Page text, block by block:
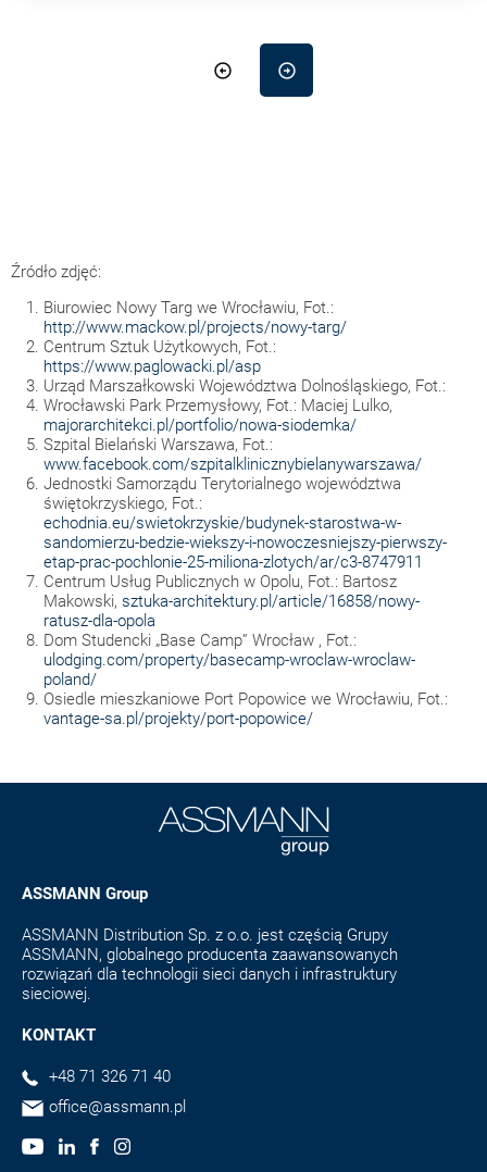
Źródło zdjęć:
Biurowiec Nowy Targ we Wrocławiu, Fot.:
http://www.mackow.pl/projects/nowy-targ/
Centrum Sztuk Użytkowych, Fot.:
https://www.paglowacki.pl/asp
Urząd Marszałkowski Województwa Dolnośląskiego, Fot.:
Wrocławski Park Przemysłowy, Fot.: Maciej Lulko,
majorarchitekci.pl/portfolio/nowa-siodemka/
Szpital Bielański Warszawa, Fot.:
www.facebook.com/szpitalklinicznybielanywarszawa/
Jednostki Samorządu Terytorialnego województwa
świętokrzyskiego, Fot.:
echodnia.eu/swietokrzyskie/budynek-starostwa-w-
sandomierzu-bedzie-wiekszy-i-nowoczesniejszy-pierwszy-
etap-prac-pochlonie-25-miliona-zlotych/ar/c3-8747911
Centrum Usług Publicznych w Opolu, Fot.: Bartosz
Makowski, sztuka-architektury.pl/article/16858/nowy-
ratusz-dla-opola
Dom Studencki „Base Camp” Wrocław , Fot.:
ulodging.com/property/basecamp-wroclaw-wroclaw-
poland/
Osiedle mieszkaniowe Port Popowice we Wrocławiu, Fot.:
vantage-sa.pl/projekty/port-popowice/
ASSMANN Group
ASSMANN Distribution Sp. z o.o. jest częścią Grupy
ASSMANN, globalnego producenta zaawansowanych
rozwiązań dla technologii sieci danych i infrastruktury
sieciowej.
KONTAKT
+48 71 326 71 40
office@assmann.pl